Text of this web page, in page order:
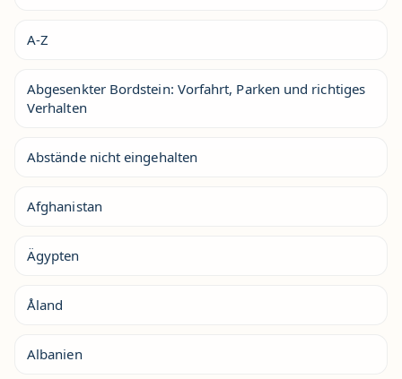
A-Z
Abgesenkter Bordstein: Vorfahrt, Parken und richtiges
Verhalten
Abstände nicht eingehalten
Afghanistan
Ägypten
Åland
Albanien